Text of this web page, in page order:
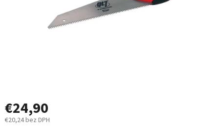
€24,90
€20,24 bez DPH